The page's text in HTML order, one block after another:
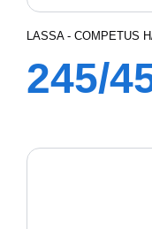
LASSA - COMPETUS
245/